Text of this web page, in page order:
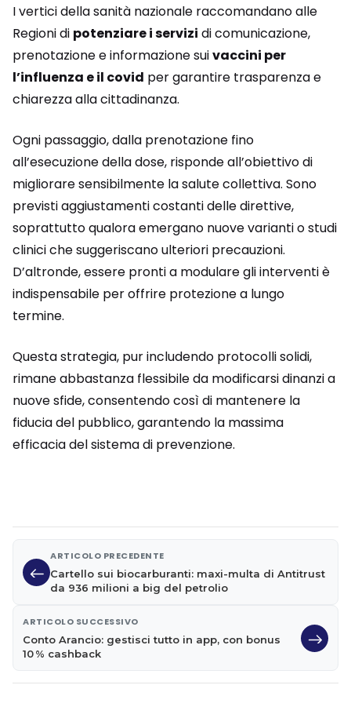
I vertici della sanità nazionale raccomandano alle
Regioni di potenziare i servizi di comunicazione,
prenotazione e informazione suivaccini per
l’influenza e il covid per garantire trasparenza e
chiarezza alla cittadinanza.
Ogni passaggio, dalla prenotazione fino
all’esecuzione della dose, risponde all’obiettivo di
migliorare sensibilmente la salute collettiva. Sono
previsti aggiustamenti costanti delle direttive,
soprattutto qualora emergano nuove varianti o studi
clinici che suggeriscano ulteriori precauzioni.
D’altronde, essere pronti a modulare gli interventi è
indispensabile per offrire protezione a lungo
termine.
Questa strategia, pur includendo protocolli solidi,
rimane abbastanza flessibile da modificarsi dinanzi a
nuove sfide, consentendo così di mantenere la
fiducia del pubblico, garantendo la massima
efficacia del sistema di prevenzione.
ARTICOLO PRECEDENTE
Cartello sui biocarburanti: maxi-multa di Antitrust
da 936 milioni a big del petrolio
ARTICOLO SUCCESSIVO
Conto Arancio: gestisci tutto in app, con bonus
10 % cashback